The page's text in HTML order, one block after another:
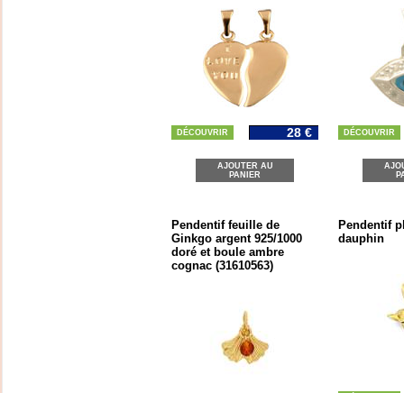
DÉCOUVRIR 28 €
AJOUTER AU
PANIER
DÉCOUVRIR
Pendentif feuille de
Ginkgo argent 925/1000
doré et boule ambre
cognac (31610563)
Pendentif
dauphin